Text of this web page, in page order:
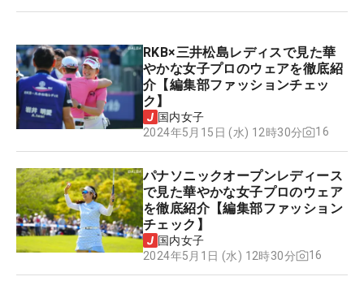
RKB×三井松島レディスで見た華
やかな女子プロのウェアを徹底紹
介【編集部ファッションチェッ
ク】
国内女子
2024年5月15日 (水) 12時30分
16
パナソニックオープンレディース
で見た華やかな女子プロのウェア
を徹底紹介【編集部ファッション
チェック】
国内女子
2024年5月1日 (水) 12時30分
16